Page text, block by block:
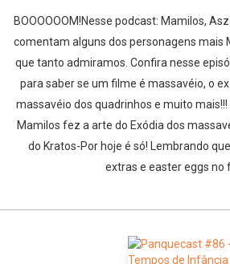
BOOOOOOM!Nesse podcast: Mamilos,
comentam alguns dos personagens mais
que tanto admiramos. Confira nesse
para saber se um filme é massavéio, o
massavéio dos quadrinhos e muito
Mamilos fez a arte do Exódia dos
do Kratos-Por hoje é só! Lembrando
extras e easter eggs no